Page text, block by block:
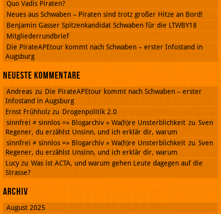
Quo Vadis Piraten?
Neues aus Schwaben – Piraten sind trotz großer Hitze an Bord!
Benjamin Gasser Spitzenkandidat Schwaben für die LTWBY18
Mitgliederrundbrief
Die PirateAPEtour kommt nach Schwaben – erster Infostand in
Augsburg
Neueste Kommentare
Andreas zu Die PirateAPEtour kommt nach Schwaben – erster
Infostand in Augsburg
Ernst Frühholz zu Drogenpolitik 2.0
sinnfrei ≠ sinnlos =» Blogarchiv » Wa(h)re Unsterblichkeit zu Sven
Regener, du erzählst Unsinn, und ich erklär dir, warum
sinnfrei ≠ sinnlos =» Blogarchiv » Wa(h)re Unsterblichkeit zu Sven
Regener, du erzählst Unsinn, und ich erklär dir, warum
Lucy zu Was ist ACTA, und warum gehen Leute dagegen auf die
Strasse?
Archiv
August 2025